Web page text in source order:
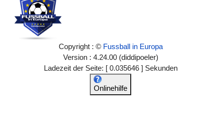
Copyright : © Fussball in Europa
Version : 4.24.00 (diddipoeler)
Ladezeit der Seite: [ 0.035646 ] Sekunden
Onlinehilfe